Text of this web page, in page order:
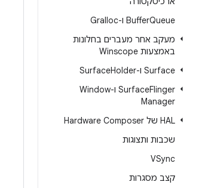
BufferQueue ו-Gralloc
מעקב אחר מעברים בחלונות
באמצעות Winscope
Surface ו-Surface
Holder
SurfaceFlinger ו-Window
Manager
HAL של Hardware Composer
שכבות ותצוגות
VSync
קצב מסגרות